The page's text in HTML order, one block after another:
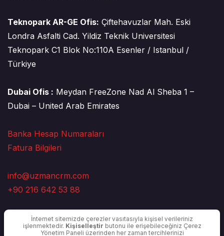
Teknopark AR-GE Ofis: Çiftehavuzlar Mah. Eski
Londra Asfalti Cad. Yildiz Teknik Universitesi
Teknopark C1 Blok No:110A Esenler / Istanbul /
Türkiye
Dubai Ofis : Meydan FreeZone Nad Al Sheba 1 –
Dubai – United Arab Emirates
Banka Hesap Numaraları
Fatura Bilgileri
info@uzmancrm.com
+90 216 642 53 88
İnternet sitemizde çerezler vasıtasıyla kişisel verileriniz
işlenmektedir. Kişiselleştir butonu ile erişebileceğiniz Çerez
Yönetim Paneli üzerinden her zaman tercihlerinizi